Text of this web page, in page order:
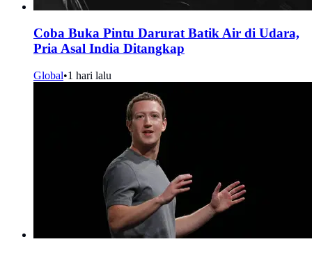
Coba Buka Pintu Darurat Batik Air di Udara,
Pria Asal India Ditangkap
Global•1 hari lalu